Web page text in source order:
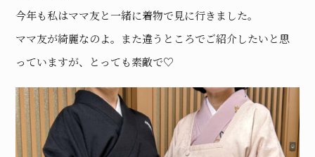
今年も私はママ友と一緒に着物で見に行きました。
ママ友が綺麗なのよ。また違うところでご紹介したいと思
っていますが、とっても素敵で♡